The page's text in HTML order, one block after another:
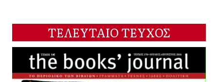
ΤΕΛΕΥΤΑΙΟ ΤΕΥΧΟΣ